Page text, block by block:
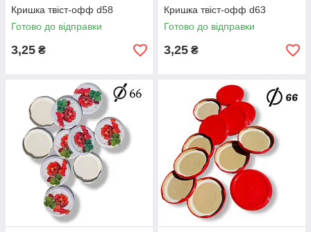
Кришка твіст-офф d58
Готово до відправки
3,25 ₴
Кришка твіст-офф d63
Готово до відправки
3,25 ₴